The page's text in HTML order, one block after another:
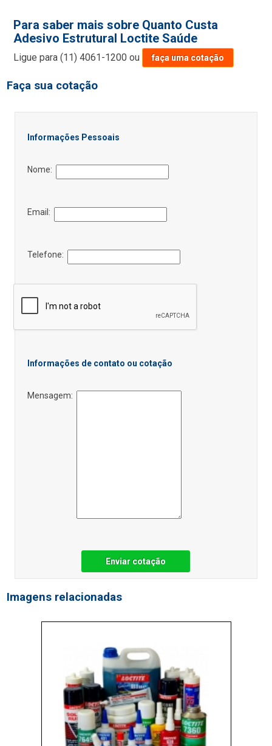
Para saber mais sobre Quanto Custa
Adesivo Estrutural Loctite Saúde
Ligue para(11) 4061-1200 ou faça uma cotação
Faça sua cotação
Informações Pessoais
Nome:
Email:
Telefone:
Informações de contato ou cotação
Mensagem:
Enviar cotação
Imagens relacionadas